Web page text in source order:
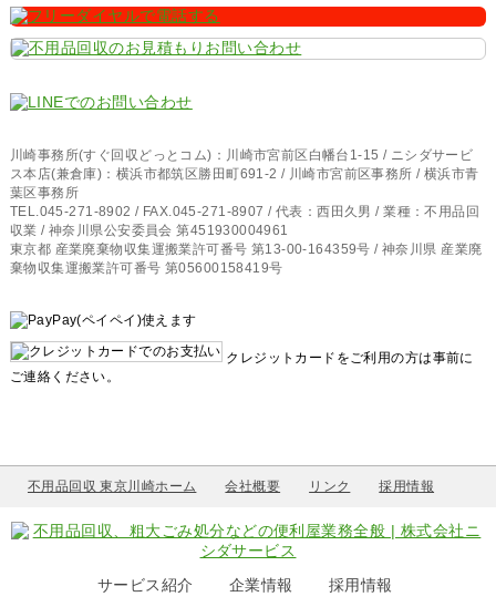
川崎事務所(すぐ回収どっとコム)：川崎市宮前区白幡台1-15 / ニシダサービ
ス本店(兼倉庫)：横浜市都筑区勝田町691-2 / 川崎市宮前区事務所 / 横浜市青
葉区事務所
TEL.045-271-8902 / FAX.045-271-8907 / 代表：西田久男 / 業種：不用品回
収業 / 神奈川県公安委員会 第451930004961
東京都 産業廃棄物収集運搬業許可番号 第13-00-164359号 / 神奈川県 産業廃
棄物収集運搬業許可番号 第05600158419号
クレジットカードをご利用の方は事前に
ご連絡ください。
不用品回収 東京川崎ホーム 会社概要 リンク 採用情報
サービス紹介 企業情報 採用情報